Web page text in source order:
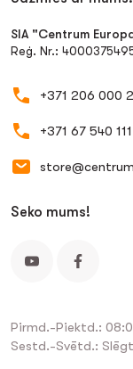
SIA "Centrum
Reģ. Nr.:
+371 206 000
+371 67 540 111
Seko mums!
Pirmd.-Piektd.:
Sestd.-Svētd.: